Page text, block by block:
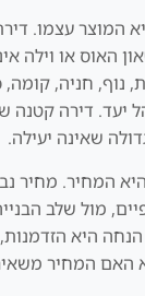
המוצר עצמו.
האוס או וילה
חניה, קומה,
יעד. דירה קטנה
שאינה יעילה.
המחיר. מחיר
מול שלב
הנחה היא
האם המחיר